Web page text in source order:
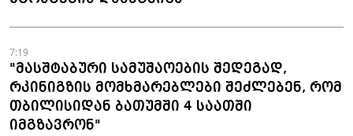
7:19
"მასშტაბური სამუშაოების შედეგად,
რკინიგზის მომხმარებლები შეძლებენ, რომ
თბილისიდან ბათუმში 4 საათში
იმგზავრონ"